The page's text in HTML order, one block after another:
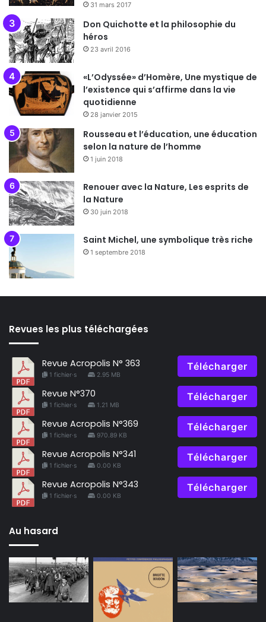
31 mars 2017
Don Quichotte et la philosophie du
héros
23 avril 2016
«L’Odyssée» d’Homère, Une mystique de
l’existence qui s’affirme dans la vie
quotidienne
28 janvier 2015
Rousseau et l’éducation, une éducation
selon la nature de l’homme
1 juin 2018
Renouer avec la Nature, Les esprits de
la Nature
30 juin 2018
Saint Michel, une symbolique très riche
1 septembre 2018
Revues les plus téléchargées
Revue Acropolis N° 363
1 fichier·s 2.95 MB
Télécharger
Revue N°370
1 fichier·s 1.21 MB
Télécharger
Revue Acropolis N°369
1 fichier·s 970.89 KB
Télécharger
Revue Acropolis N°341
1 fichier·s 0.00 KB
Télécharger
Revue Acropolis N°343
1 fichier·s 0.00 KB
Télécharger
Au hasard